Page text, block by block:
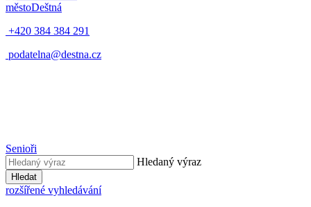
městoDeštná
+420 384 384 291
podatelna@destna.cz
Senioři
Hledaný výraz
Hledat
rozšířené vyhledávání